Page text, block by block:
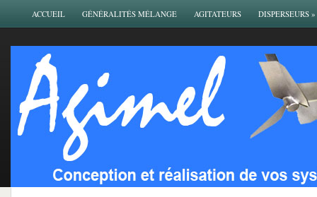
ACCUEIL GÉNÉRALITÉS MÉLANGE AGITATEURS DISPERSEURS »